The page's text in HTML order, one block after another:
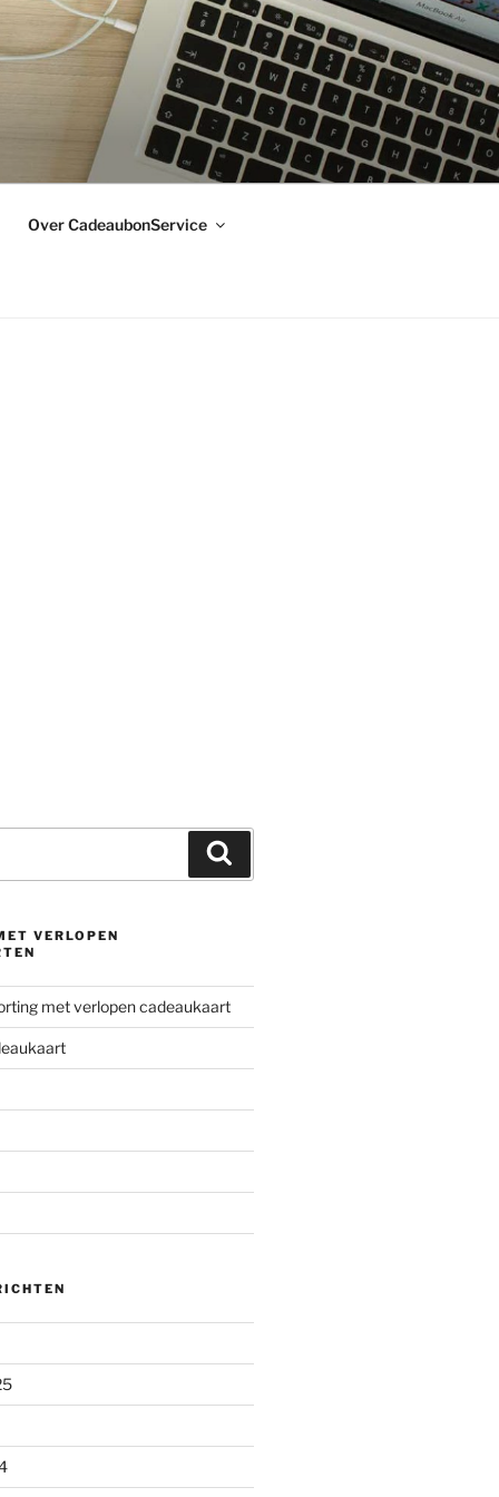
Over CadeaubonService
VERLOPEN
met verlopen cadeaukaart